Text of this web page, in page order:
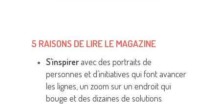
5 RAISONS DE LIRE LE MAGAZINE
S’inspireravec des portraits de
personnes et d’initiatives qui font avancer
les lignes, un zoom sur un endroit qui
bouge et des dizaines de solutions